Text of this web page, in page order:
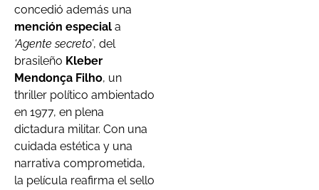
concedió además una
mención especial a
‘Agente secreto’, del
brasileño Kleber
Mendonça Filho, un
thriller político ambientado
en 1977, en plena
dictadura militar. Con una
cuidada estética y una
narrativa comprometida,
la película reafirma el sello